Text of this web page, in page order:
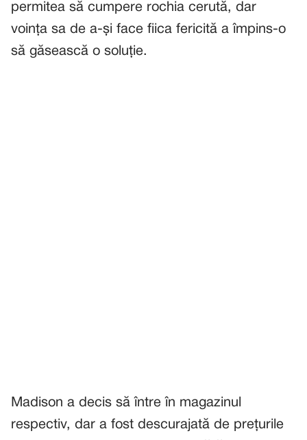
permitea să cumpere rochia cerută, dar
voința sa de a-și face fiica fericită a împins-o
să găsească o soluție.
Madison a decis să între în magazinul
respectiv, dar a fost descurajată de prețurile